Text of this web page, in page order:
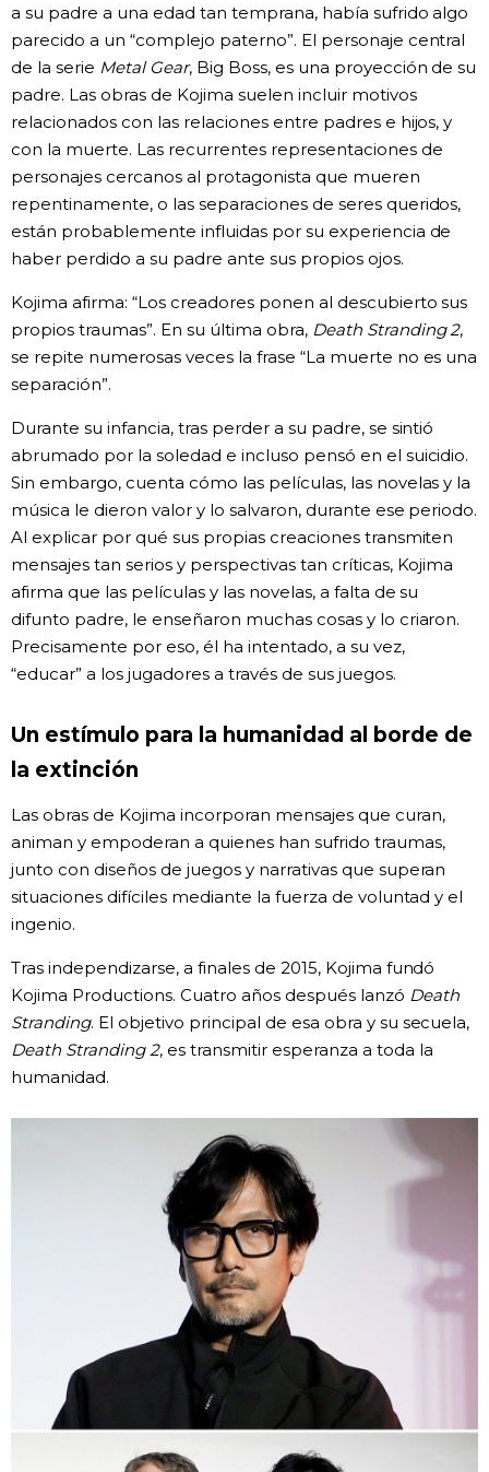
a su padre a una edad tan temprana, había sufrido algo
parecido a un “complejo paterno”. El personaje central
de la serie Metal Gear, Big Boss, es una proyección de su
padre. Las obras de Kojima suelen incluir motivos
relacionados con las relaciones entre padres e hijos, y
con la muerte. Las recurrentes representaciones de
personajes cercanos al protagonista que mueren
repentinamente, o las separaciones de seres queridos,
están probablemente influidas por su experiencia de
haber perdido a su padre ante sus propios ojos.
Kojima afirma: “Los creadores ponen al descubierto sus
propios traumas”. En su última obra, Death Stranding 2,
se repite numerosas veces la frase “La muerte no es una
separación”.
Durante su infancia, tras perder a su padre, se sintió
abrumado por la soledad e incluso pensó en el suicidio.
Sin embargo, cuenta cómo las películas, las novelas y la
música le dieron valor y lo salvaron, durante ese periodo.
Al explicar por qué sus propias creaciones transmiten
mensajes tan serios y perspectivas tan críticas, Kojima
afirma que las películas y las novelas, a falta de su
difunto padre, le enseñaron muchas cosas y lo criaron.
Precisamente por eso, él ha intentado, a su vez,
“educar” a los jugadores a través de sus juegos.
Un estímulo para la humanidad al borde de
la extinción
Las obras de Kojima incorporan mensajes que curan,
animan y empoderan a quienes han sufrido traumas,
junto con diseños de juegos y narrativas que superan
situaciones difíciles mediante la fuerza de voluntad y el
ingenio.
Tras independizarse, a finales de 2015, Kojima fundó
Kojima Productions. Cuatro años después lanzó Death
Stranding. El objetivo principal de esa obra y su secuela,
Death Stranding 2, es transmitir esperanza a toda la
humanidad.